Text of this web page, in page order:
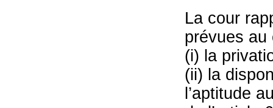
La cour
prévues au
(i) la
(ii) la
l’aptitude